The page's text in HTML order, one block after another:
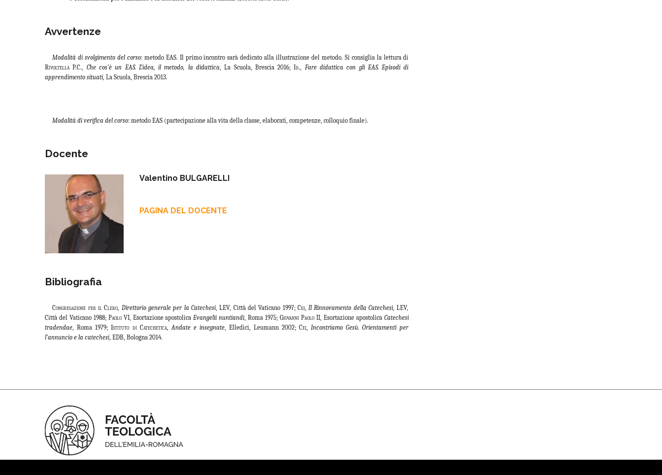
Avvertenze
Modalità di svolgimento del corso: metodo EAS. Il primo incontro sarà dedicato alla illustrazione del metodo. Si consiglia la lettura di
Rivoltella P.C., Che cos’è un EAS. L’idea, il metodo, la didattica, La Scuola, Brescia 2016;Id., Fare didattica con gli EAS. Episodi di
apprendimento situati, La Scuola, Brescia 2013.
Modalità di verifica del corso: metodo EAS (partecipazione alla vita della classe, elaborati, competenze, colloquio finale).
Docente
Valentino BULGARELLI
PAGINA DEL DOCENTE
Bibliografia
Congregazione per il Clero, Direttorio generale per la Catechesi, LEV, Città del Vaticano 1997; Cei,Il Rinnovamento della Catechesi, LEV,
Città del Vaticano 1988; Paolo VI, Esortazione apostolicaEvangelii nuntiandi, Roma 1975; Giovanni Paolo II, Esortazione apostolica Catechesi
tradendae, Roma 1979;Istituto di Catechetica,Andate e insegnate, Elledici, Leumann 2002;Cei,Incontriamo Gesù. Orientamenti per
l’annuncio e la catechesi, EDB, Bologna 2014.